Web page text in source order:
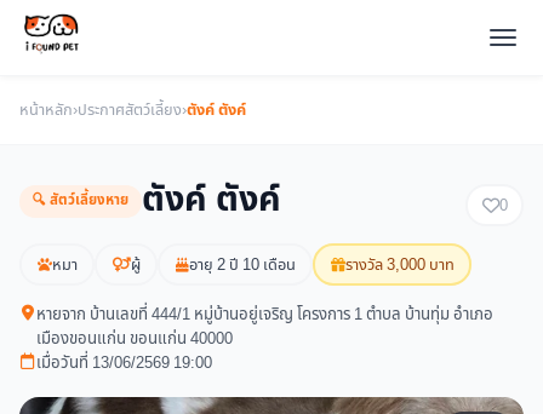
หน้าหลัก›ประกาศสัตว์เลี้ยง›ตังค์ ตังค์
🔍 สัตว์เลี้ยงหาย ตังค์ ตังค์ 0
หมา ผู้ อายุ 2 ปี 10 เดือน รางวัล 3,000 บาท
หายจาก บ้านเลขที่ 444/1 หมู่บ้านอยู่เจริญ โครงการ 1 ตำบล บ้านทุ่ม อำเภอ
เมืองขอนแก่น ขอนแก่น 40000
เมื่อวันที่ 13/06/2569 19:00